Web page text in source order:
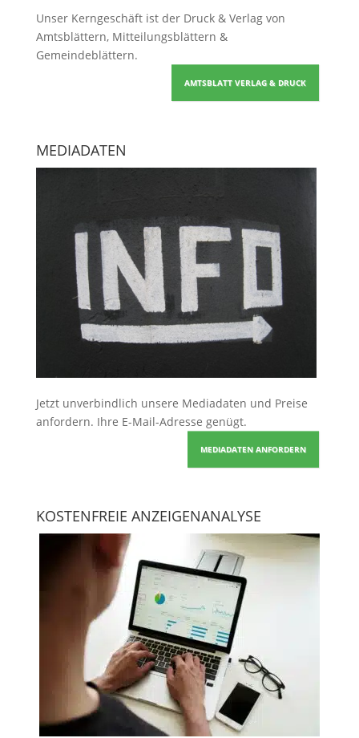
Unser Kerngeschäft ist der Druck & Verlag von
Amtsblättern, Mitteilungsblättern &
Gemeindeblättern.
AMTSBLATT VERLAG & DRUCK
MEDIADATEN
Jetzt unverbindlich unsere Mediadaten und Preise
anfordern. Ihre E-Mail-Adresse genügt.
MEDIADATEN ANFORDERN
KOSTENFREIE ANZEIGENANALYSE